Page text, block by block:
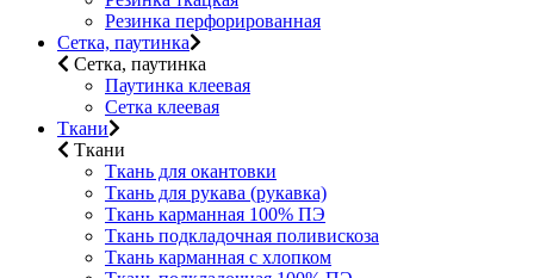
Резинка перфорированная
Сетка, паутинка
Сетка, паутинка
Паутинка клеевая
Сетка клеевая
Ткани
Ткани
Ткань для окантовки
Ткань для рукава (рукавка)
Ткань карманная 100% ПЭ
Ткань подкладочная поливискоза
Ткань карманная с хлопком